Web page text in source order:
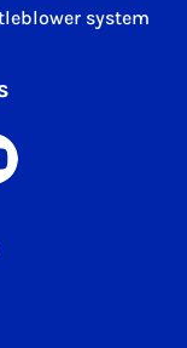
system